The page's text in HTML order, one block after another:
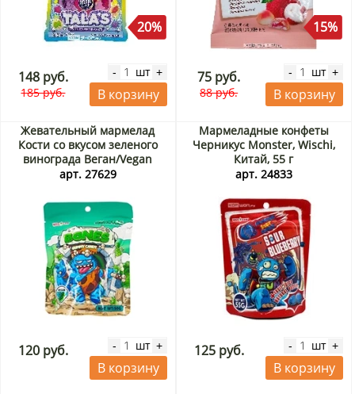
20%
148 руб.
185 руб.
- шт +
В корзину
15%
75 руб.
88 руб.
- шт +
В корзину
Жевательный мармелад
Кости со вкусом зеленого
винограда Веган/Vegan
Monster, Wischi, Китай, 50 г
арт. 27629
120 руб. - шт +
В корзину
Мармеладные конфеты
Черникус Monster, Wischi,
Китай, 55 г
арт. 24833
125 руб. - шт +
В корзину